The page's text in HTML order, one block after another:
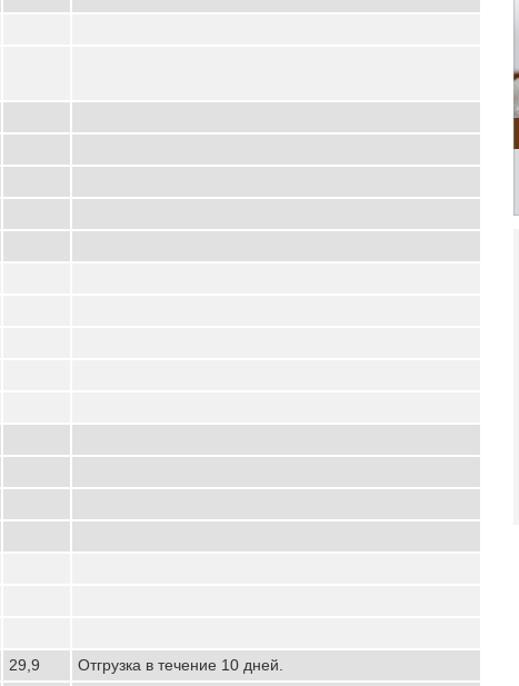
29,9
Отгрузка в течение 10 дней.